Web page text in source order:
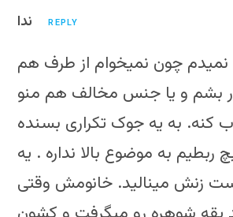
REPLY
چون نمیخوام از طرف هم
بشم و یا جنس مخالف هم منو
به یه جوک تکراری بسنده
ربطیم به موضوع بالا نداره . یه
زنش مینالید. خانومش وقتی